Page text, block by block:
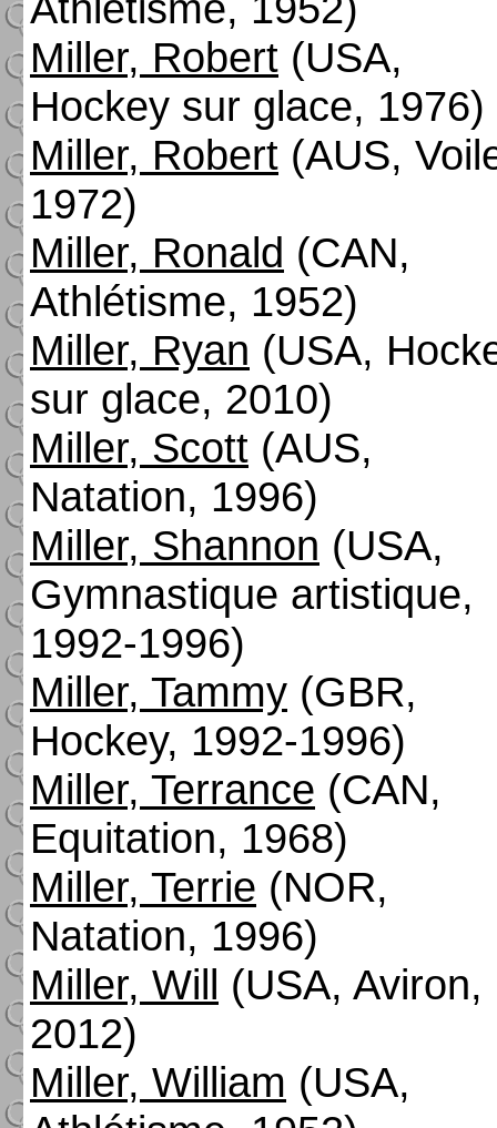
Miller, Robert (USA,
Hockey sur glace, 1976)
Miller, Robert (AUS,
1972)
Miller, Ronald (CAN,
Athlétisme, 1952)
Miller, Ryan (USA,
sur glace, 2010)
Miller, Scott (AUS,
Natation, 1996)
Miller, Shannon (USA,
Gymnastique artistique,
1992-1996)
Miller, Tammy (GBR,
Hockey, 1992-1996)
Miller, Terrance (CAN,
Equitation, 1968)
Miller, Terrie (NOR,
Natation, 1996)
Miller, Will (USA, Aviron,
2012)
Miller, William (USA,